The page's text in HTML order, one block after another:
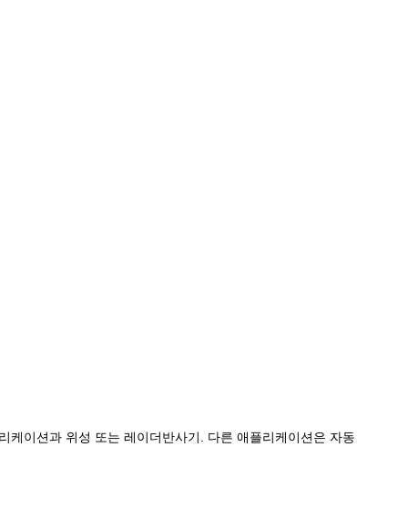
이션과 위성 또는 레이더반사기. 다른 애플리케이션은 자동